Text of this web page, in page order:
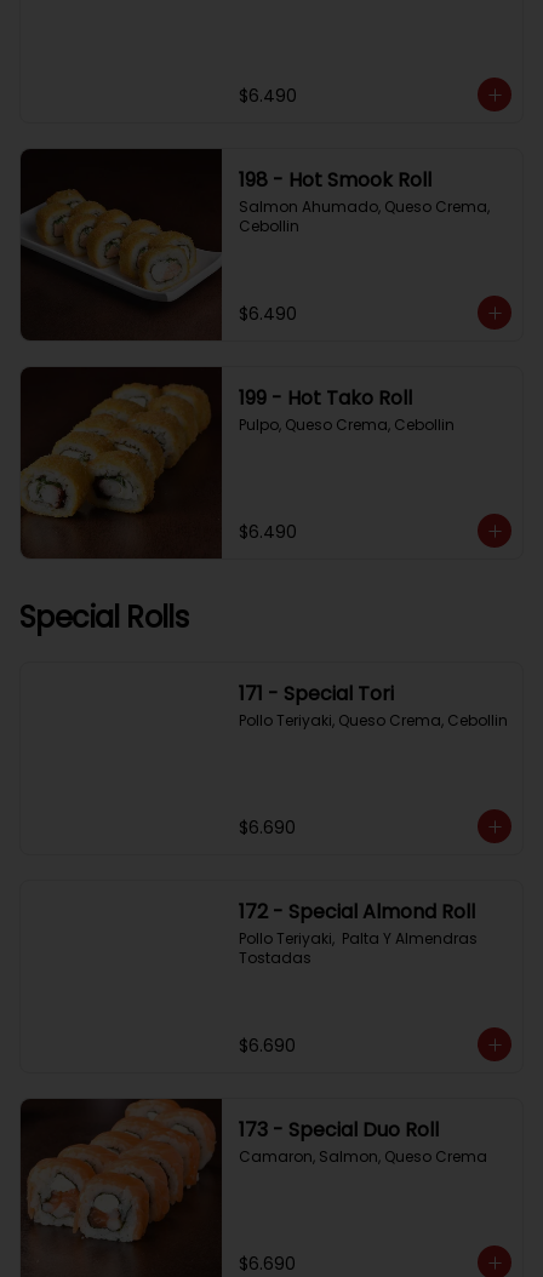
$6.490
198 - Hot Smook Roll
Salmon Ahumado, Queso Crema,
Cebollin
$6.490
199 - Hot Tako Roll
Pulpo, Queso Crema, Cebollin
$6.490
Special Rolls
171 - Special Tori
Pollo Teriyaki, Queso Crema, Cebollin
$6.690
172 - Special Almond Roll
Pollo Teriyaki,  Palta Y Almendras
Tostadas
$6.690
173 - Special Duo Roll
Camaron, Salmon, Queso Crema
$6.690